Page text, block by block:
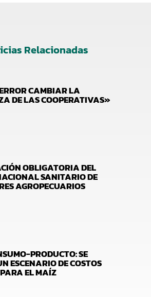
Relacionadas
CAMBIAR LA
DE LAS COOPERATIVAS»
OBLIGATORIA DEL
SANITARIO DE
AGROPECUARIOS
PRODUCTO: SE
ESCENARIO DE COSTOS
EL MAÍZ